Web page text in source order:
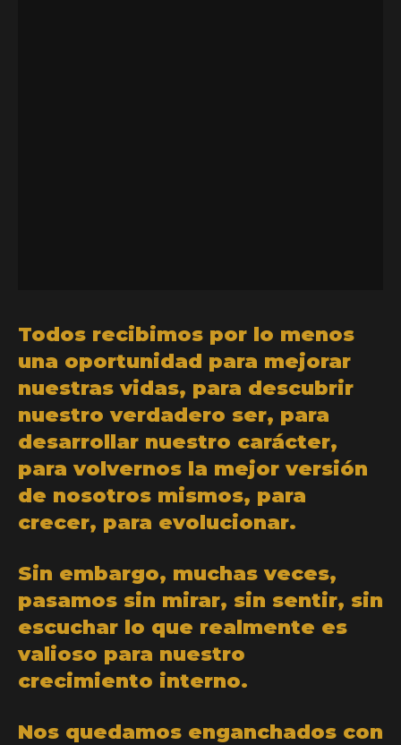
Todos recibimos por lo menos
una oportunidad para mejorar
nuestras vidas, para descubrir
nuestro verdadero ser, para
desarrollar nuestro carácter,
para volvernos la mejor versión
de nosotros mismos, para
crecer, para evolucionar.
Sin embargo, muchas veces,
pasamos sin mirar, sin sentir, sin
escuchar lo que realmente es
valioso para nuestro
crecimiento interno.
Nos quedamos enganchados con